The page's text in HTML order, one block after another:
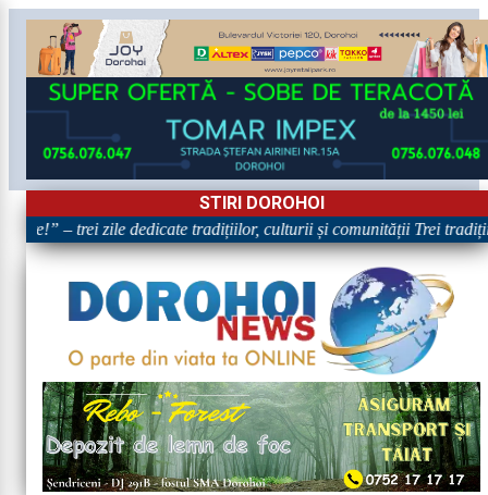
STIRI DOROHOI
– trei zile dedicate tradițiilor, culturii și comunității Trei tradiții.